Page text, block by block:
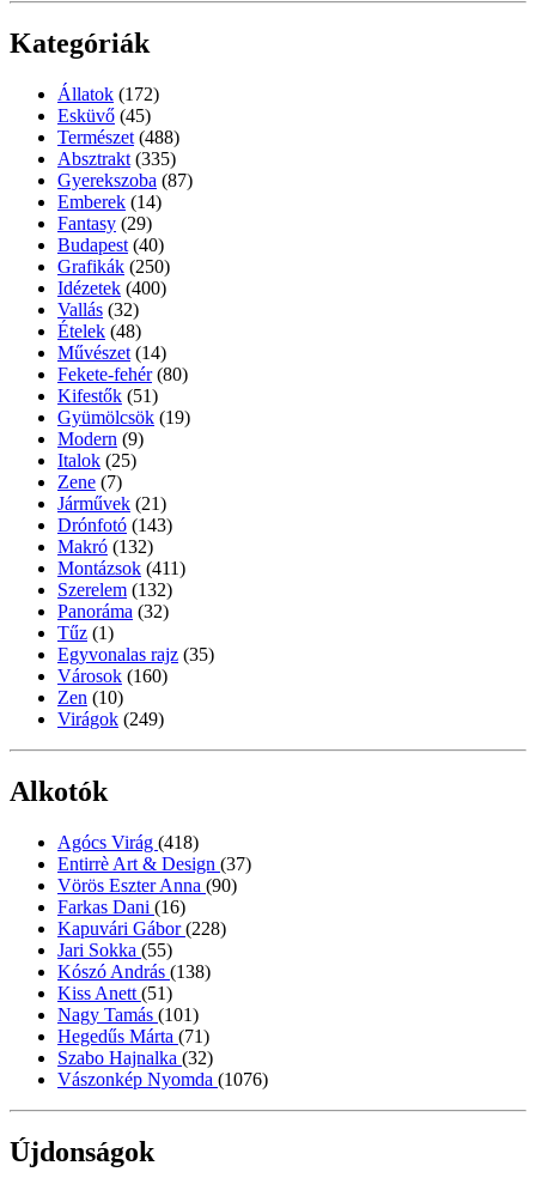
Kategóriák
Állatok (172)
Esküvő (45)
Természet (488)
Absztrakt (335)
Gyerekszoba (87)
Emberek (14)
Fantasy (29)
Budapest (40)
Grafikák (250)
Idézetek (400)
Vallás (32)
Ételek (48)
Művészet (14)
Fekete-fehér (80)
Kifestők (51)
Gyümölcsök (19)
Modern (9)
Italok (25)
Zene (7)
Járművek (21)
Drónfotó (143)
Makró (132)
Montázsok (411)
Szerelem (132)
Panoráma (32)
Tűz (1)
Egyvonalas rajz (35)
Városok (160)
Zen (10)
Virágok (249)
Alkotók
Agócs Virág (418)
Entirrè Art & Design (37)
Vörös Eszter Anna (90)
Farkas Dani (16)
Kapuvári Gábor(228)
Jari Sokka (55)
Kószó András (138)
Kiss Anett (51)
Nagy Tamás (101)
Hegedűs Márta (71)
Szabo Hajnalka (32)
Vászonkép Nyomda (1076)
Újdonságok